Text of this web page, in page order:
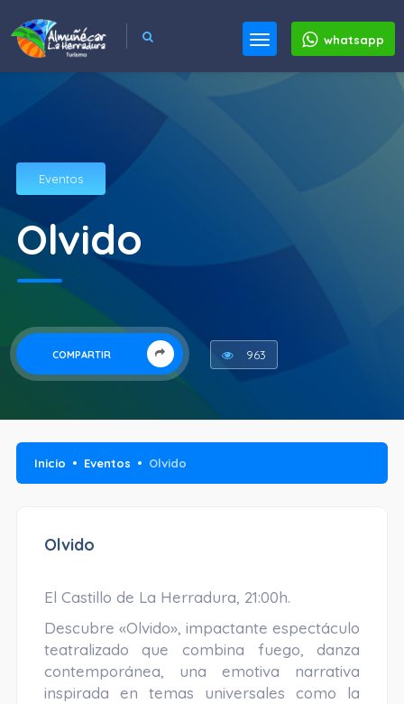
whatsapp
Eventos
Olvido
COMPARTIR 963
Inicio Eventos Olvido
Olvido
El Castillo de La Herradura, 21:00h.
Descubre «Olvido», impactante espectáculo
teatralizado que combina fuego, danza
contemporánea, una emotiva narrativa
inspirada en temas universales como la